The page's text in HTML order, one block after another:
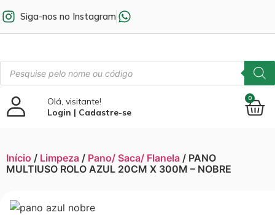
Siga-nos no Instagram
Olá, visitante!
Login | Cadastre-se
0
Início / Limpeza / Pano/ Saca/ Flanela / PANO
MULTIUSO ROLO AZUL 20CM X 300M – NOBRE